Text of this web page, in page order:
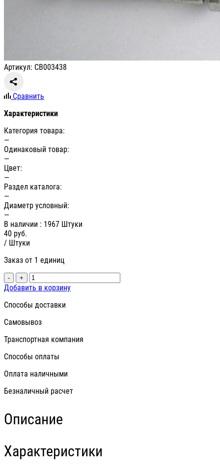
Артикул: СВ003438
Сравнить
Характеристики
Категория товара:
—
Одинаковый товар:
—
Цвет:
—
Раздел каталога:
—
Диаметр условный:
—
В наличии : 1967 Штуки
40 руб.
/ Штуки
Заказ от 1 единиц
- +
Добавить в корзину
Способы доставки
Самовывоз
Транспортная компания
Способы оплаты
Оплата наличными
Безналичный расчет
Описание
Характеристики